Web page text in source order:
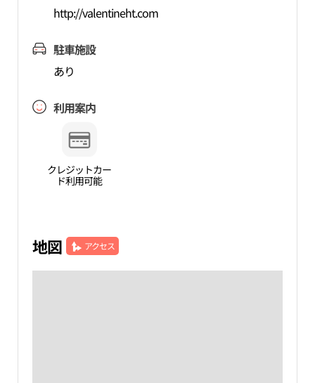
http://valentineht.com
駐車施設
あり
利用案内
クレジットカー
ド利用可能
地図 アクセス